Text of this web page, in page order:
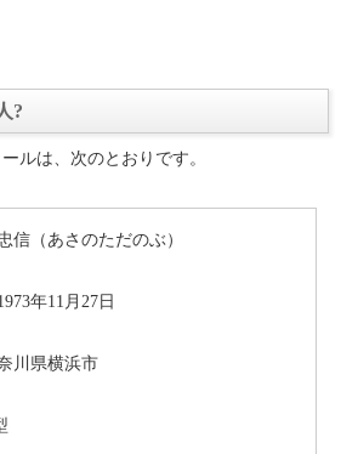
?
ルは、次のとおりです。
信（あさのただのぶ）
年11月27日
川県横浜市